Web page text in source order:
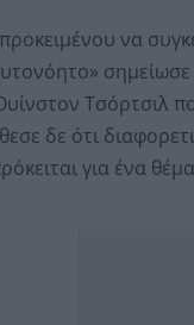
να
Τσόρτσιλ
δε ότι
για ένα